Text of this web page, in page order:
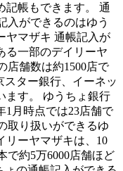
記帳もできます。 通
入ができるのはゆう
ヤマザキ 通帳記入が
る一部のデイリーヤ
店舗数は約1500店で
ター銀行、イーネッ
ます。 ゆうちょ銀行
1月時点では23店舗で
取り扱いができるゆ
リーヤマザキは、10
で約5万6000店舗ほど